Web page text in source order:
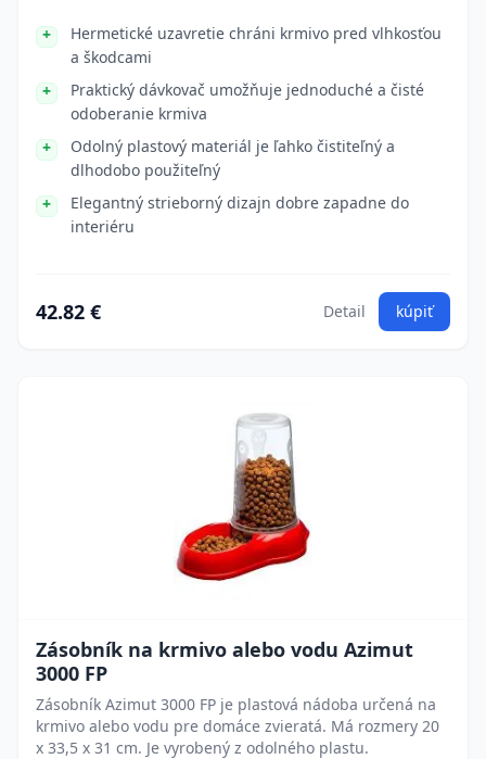
Hermetické uzavretie chráni krmivo pred vlhkosťou
a škodcami
Praktický dávkovač umožňuje jednoduché a čisté
odoberanie krmiva
Odolný plastový materiál je ľahko čistiteľný a
dlhodobo použiteľný
Elegantný strieborný dizajn dobre zapadne do
interiéru
42.82 € Detail kúpiť
Zásobník na krmivo alebo vodu Azimut
3000 FP
Zásobník Azimut 3000 FP je plastová nádoba určená na
krmivo alebo vodu pre domáce zvieratá. Má rozmery 20
x 33,5 x 31 cm. Je vyrobený z odolného plastu.